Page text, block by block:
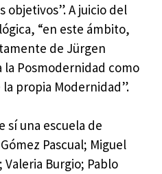
objetivos”. A juicio del
“en este ámbito,
de Jürgen
Posmodernidad como
propia Modernidad”.
sí una escuela de
Pascual; Miguel
Burgio; Pablo